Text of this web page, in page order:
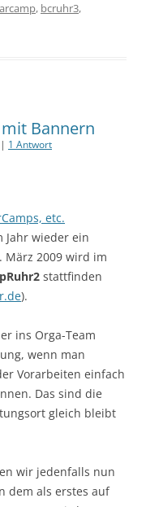
, bcruhr3,
mit Bannern
1 Antwort
etc.
Jahr wieder ein
März 2009 wird im
stattfinden
).
ins Orga-Team
wenn man
Vorarbeiten einfach
Das sind die
gleich bleibt
wir jedenfalls nun
dem als erstes auf